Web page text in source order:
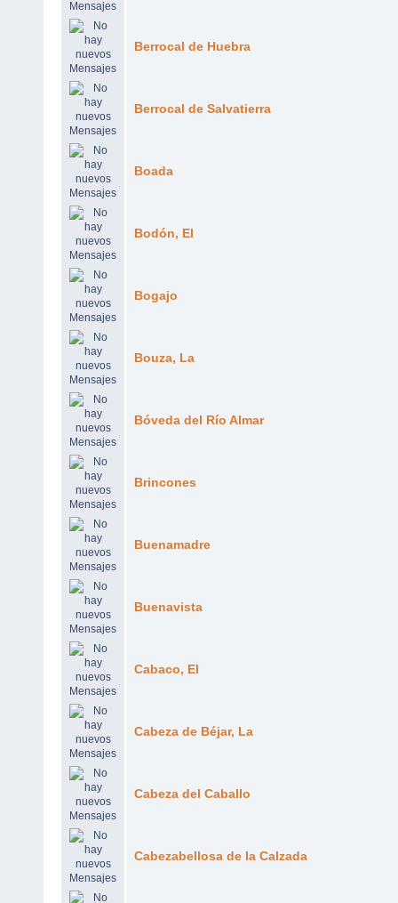
Berrocal de Huebra
Berrocal de Salvatierra
Boada
Bodón, El
Bogajo
Bouza, La
Bóveda del Río Almar
Brincones
Buenamadre
Buenavista
Cabaco, El
Cabeza de Béjar, La
Cabeza del Caballo
Cabezabellosa de la Calzada